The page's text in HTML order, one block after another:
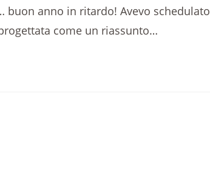
buon anno in ritardo! Avevo schedulato
come un riassunto…